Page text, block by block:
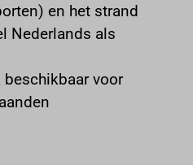
en het strand
Nederlands als
voor